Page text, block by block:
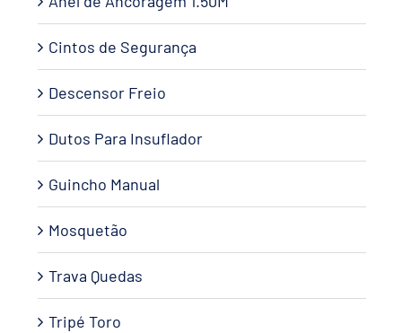
Cintos de Segurança
Descensor Freio
Dutos Para Insuflador
Guincho Manual
Mosquetão
Trava Quedas
Tripé Toro